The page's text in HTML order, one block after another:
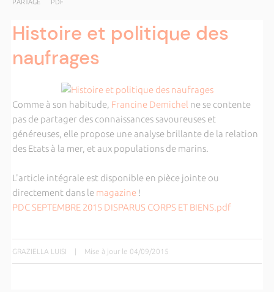
PARTAGE PDF
Histoire et politique des
naufrages
Comme à son habitude, Francine Demichel ne se contente
pas de partager des connaissances savoureuses et
généreuses, elle propose une analyse brillante de la relation
des Etats à la mer, et aux populations de marins.
L'article intégrale est disponible en pièce jointe ou
directement dans le magazine !
PDC SEPTEMBRE 2015 DISPARUS CORPS ET BIENS.pdf
GRAZIELLA LUISI | Mise à jour le 04/09/2015